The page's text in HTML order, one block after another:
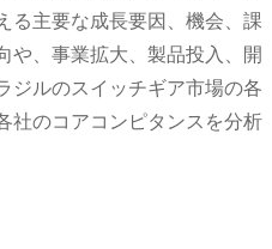
る主要な成長要因、機会、課
や、事業拡大、製品投入、開
ジルのスイッチギア市場の各
社のコアコンピタンスを分析